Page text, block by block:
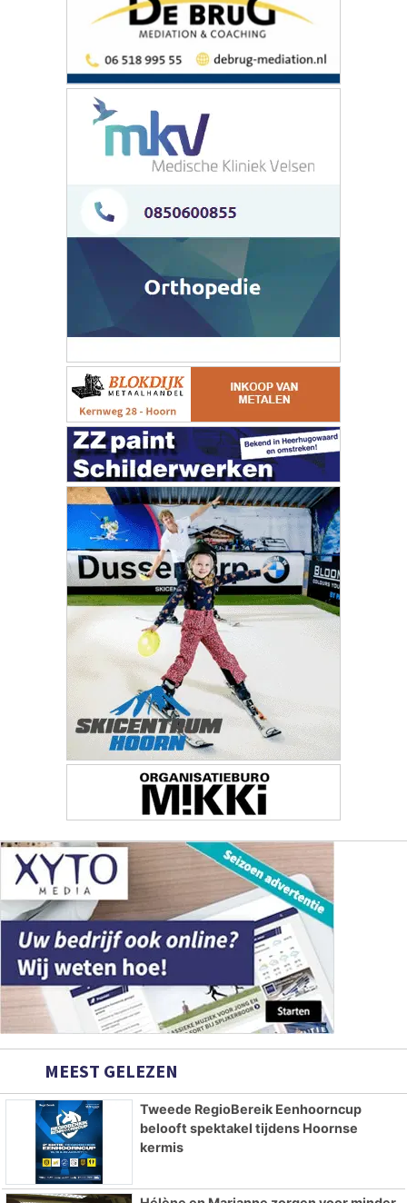
MEEST GELEZEN
Tweede RegioBereik Eenhoorncup
belooft spektakel tijdens Hoornse
kermis